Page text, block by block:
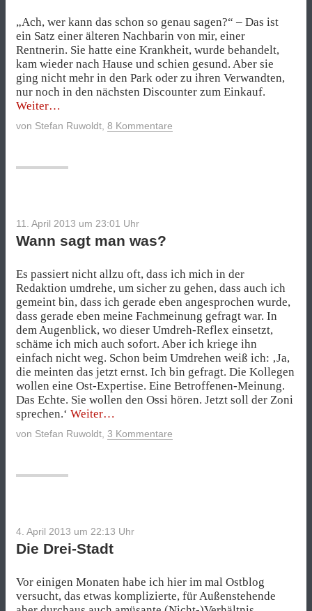
„Ach, wer kann das schon so genau sagen?“ – Das ist
ein Satz einer älteren Nachbarin von mir, einer
Rentnerin. Sie hatte eine Krankheit, wurde behandelt,
kam wieder nach Hause und schien gesund. Aber sie
ging nicht mehr in den Park oder zu ihren Verwandten,
nur noch in den nächsten Discounter zum Einkauf.
Weiter„Vom
und
von Stefan Ruwoldt 8 Kommentare
11. April 2013 um 23:01 Uhr
Wann sagt man was?
Es passiert nicht allzu oft, dass ich mich in der
Redaktion umdrehe, um sicher zu gehen, dass auch ich
gemeint bin, dass ich gerade eben angesprochen wurde,
dass gerade eben meine Fachmeinung gefragt war. In
dem Augenblick, wo dieser Umdreh-Reflex einsetzt,
schäme ich mich auch sofort. Aber ich kriege ihn
einfach nicht weg. Schon beim Umdrehen weiß ich: ‚Ja,
die meinten das jetzt ernst. Ich bin gefragt. Die Kollegen
wollen eine Ost-Expertise. Eine Betroffenen-Meinung.
Das Echte. Sie wollen den Ossi hören. Jetzt soll der Zoni
sprechen.‘ Weiter„Wann
sagt
man
von Stefan Ruwoldt 3 Kommentare
4. April 2013 um 22:13 Uhr
Die Drei-Stadt
Vor einigen Monaten habe ich hier im mal Ostblog
versucht, das etwas komplizierte, für Außenstehende